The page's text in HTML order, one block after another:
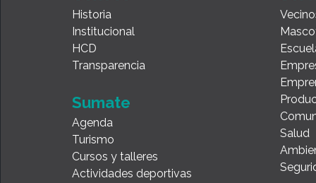
Historia
Institucional
HCD
Transparencia
Sumate
Agenda
Turismo
Cursos y talleres
Actividades deportivas
Salud